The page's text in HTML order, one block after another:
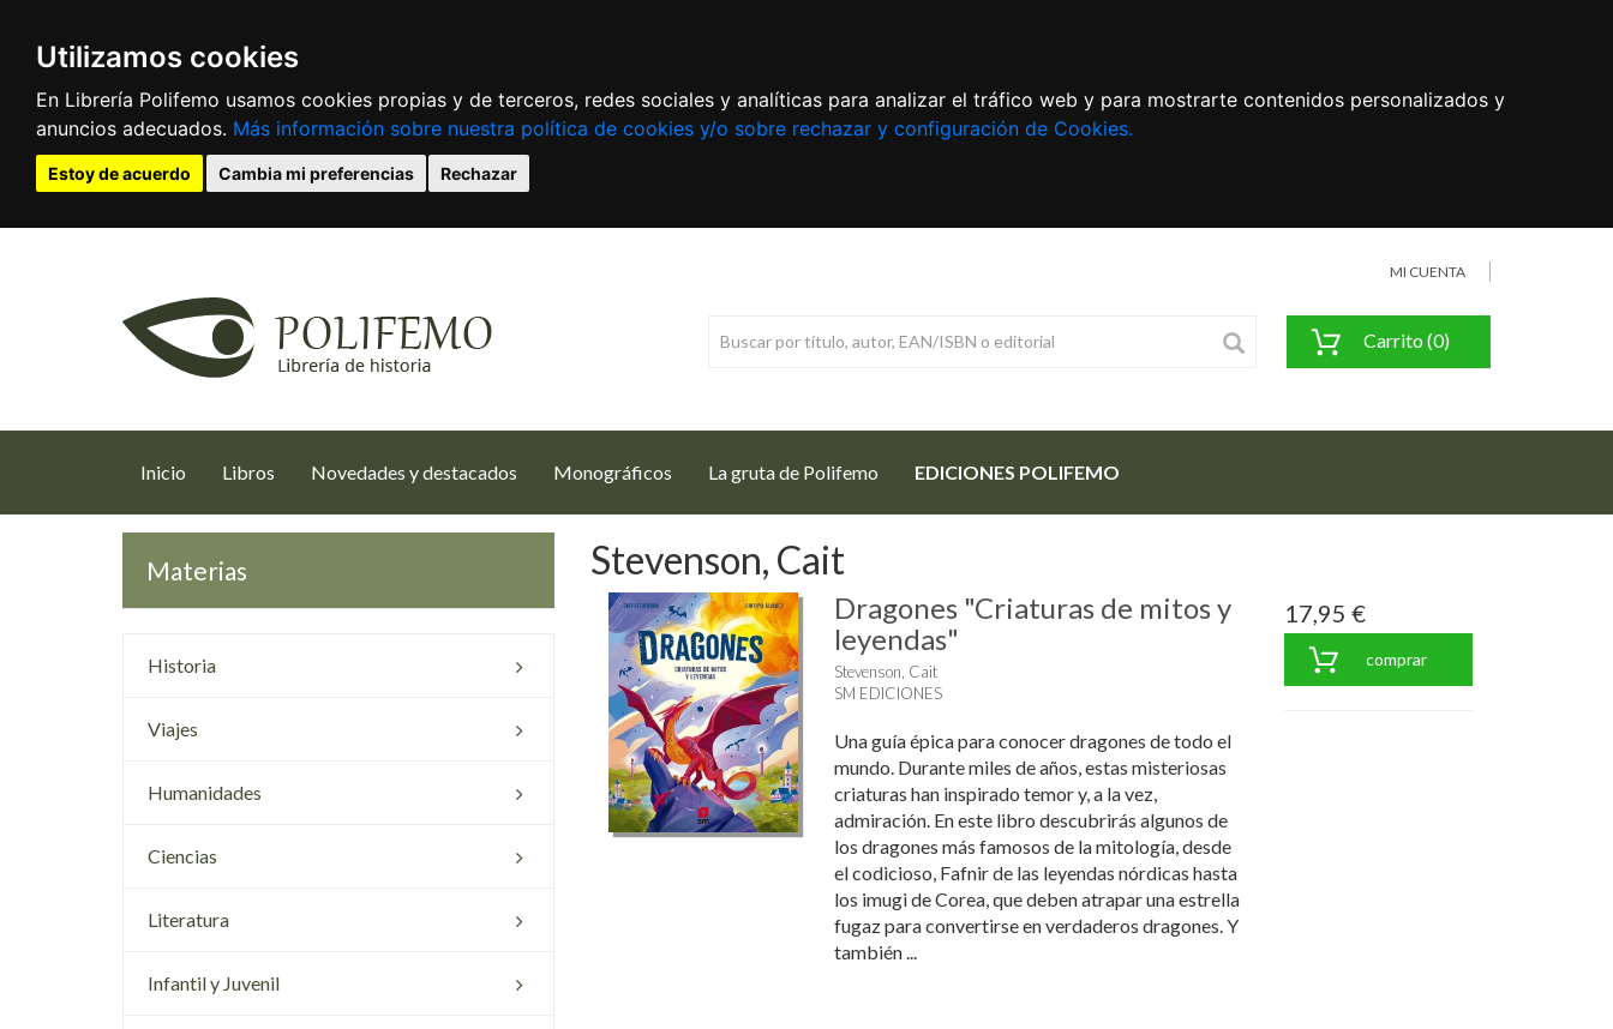
Utilizamos cookies
En Librería Polifemo usamos cookies propias y de terceros, redes sociales y analíticas para analizar el tráfico web y para mostrarte contenidos personalizados y
anuncios adecuados. Más información sobre nuestra política de cookies y/o sobre rechazar y configuración de Cookies.
Estoy de acuerdo Cambia mi preferencias Rechazar
MI CUENTA
Carrito (0)
Inicio (current)
Libros Novedades y destacados Monográficos La gruta de Polifemo EDICIONES POLIFEMO
Materias
Historia
Viajes
Humanidades
Ciencias
Literatura
Infantil y Juvenil
Stevenson, Cait
Dragones "Criaturas de mitos y
leyendas"
Stevenson, Cait
SM EDICIONES
Una guía épica para conocer dragones de todo el
mundo. Durante miles de años, estas misteriosas
criaturas han inspirado temor y, a la vez,
admiración. En este libro descubrirás algunos de
los dragones más famosos de la mitología, desde
el codicioso, Fafnir de las leyendas nórdicas hasta
los imugi de Corea, que deben atrapar una estrella
fugaz para convertirse en verdaderos dragones. Y
también ...
17,95 €
comprar